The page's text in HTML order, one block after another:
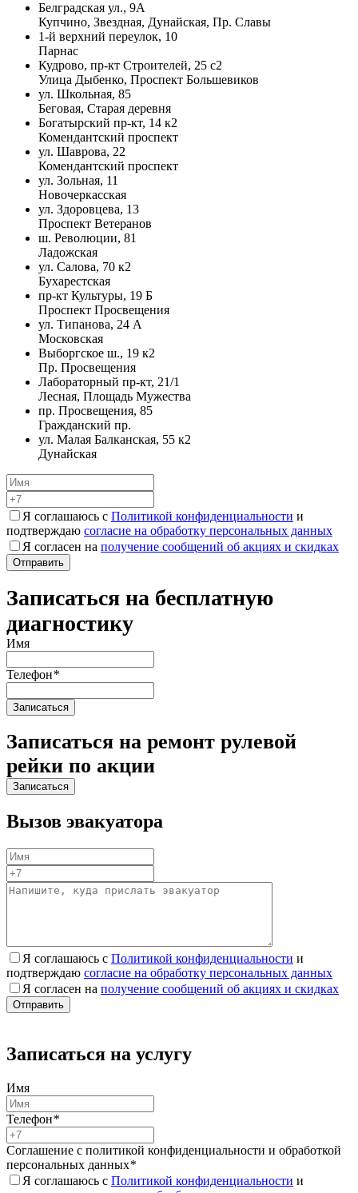
Белградская ул., 9А
Купчино, Звездная, Дунайская, Пр. Славы
1-й верхний переулок, 10
Парнас
Кудрово, пр-кт Строителей, 25 с2
Улица Дыбенко, Проспект Большевиков
ул. Школьная, 85
Беговая, Старая деревня
Богатырский пр-кт, 14 к2
Комендантский проспект
ул. Шаврова, 22
Комендантский проспект
ул. Зольная, 11
Новочеркасская
ул. Здоровцева, 13
Проспект Ветеранов
ш. Революции, 81
Ладожская
ул. Салова, 70 к2
Бухарестская
пр-кт Культуры, 19 Б
Проспект Просвещения
ул. Типанова, 24 А
Московская
Выборгское ш., 19 к2
Пр. Просвещения
Лабораторный пр-кт, 21/1
Лесная, Площадь Мужества
пр. Просвещения, 85
Гражданский пр.
ул. Малая Балканская, 55 к2
Дунайская
Я соглашаюсь с Политикой конфиденциальности и
подтверждаю согласие на обработку персональных данных
Я согласен на получение сообщений об акциях и скидках
Записаться на бесплатную
диагностику
Имя
Телефон*
Записаться на ремонт рулевой
рейки по акции
Вызов эвакуатора
Я соглашаюсь с Политикой конфиденциальности и
подтверждаю согласие на обработку персональных данных
Я согласен на получение сообщений об акциях и скидках
Записаться на услугу
Имя
Телефон*
Соглашение с политикой конфиденциальности и обработкой
персональных данных*
Я соглашаюсь с Политикой конфиденциальности и